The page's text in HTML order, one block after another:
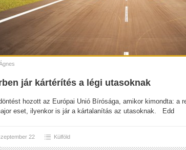
jár kártérítés a légi utasoknak
hozott az Európai Unió Bírósága, amikor kimondta: a
eset, ilyenkor is jár a kártalanítás az utasoknak. Edd
22 Külföld